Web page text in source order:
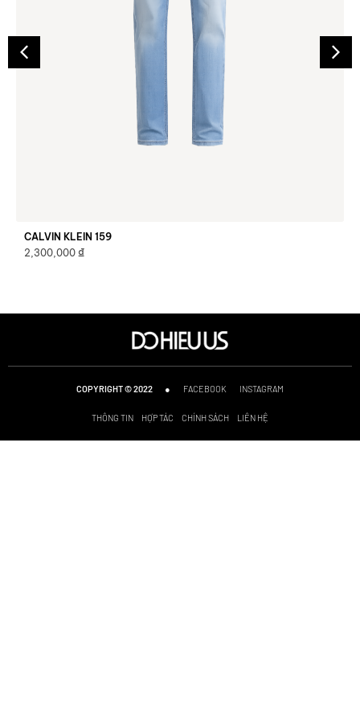
CALVIN KLEIN 159
2,300,000 ₫
COPYRIGHT © 2022 ● FACEBOOK INSTAGRAM
THÔNG TIN HỢP TÁC CHÍNH SÁCH LIÊN HỆ